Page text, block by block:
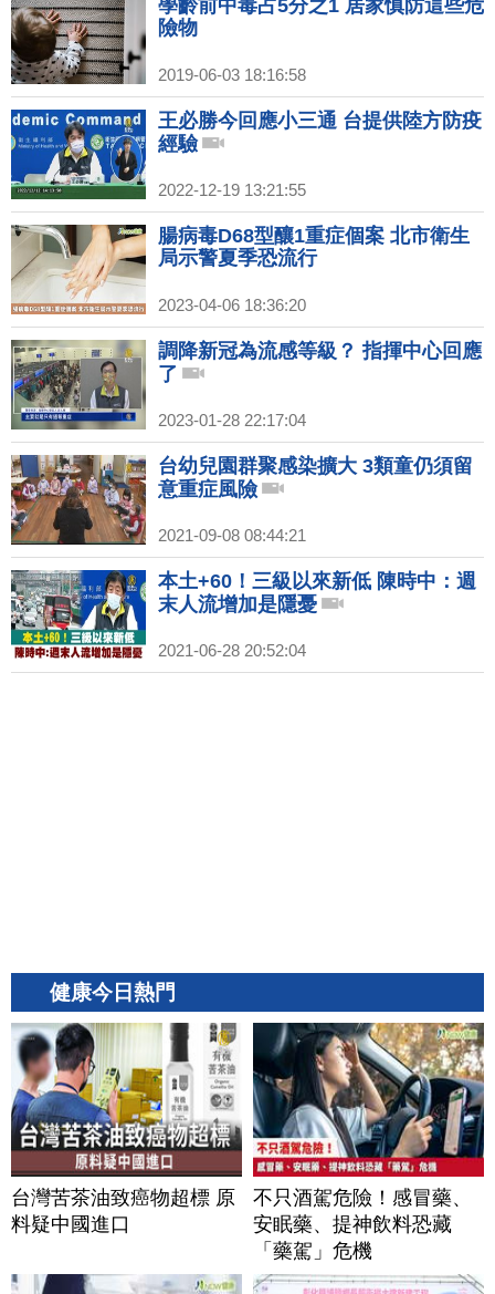
學齡前中毒占5分之1 居家慎防這些危
險物
2019-06-03 18:16:58
王必勝今回應小三通 台提供陸方防疫
經驗
2022-12-19 13:21:55
腸病毒D68型釀1重症個案 北市衛生
局示警夏季恐流行
2023-04-06 18:36:20
調降新冠為流感等級？ 指揮中心回應
了
2023-01-28 22:17:04
台幼兒園群聚感染擴大 3類童仍須留
意重症風險
2021-09-08 08:44:21
本土+60！三級以來新低 陳時中：週
末人流增加是隱憂
2021-06-28 20:52:04
健康今日熱門
台灣苦茶油致癌物超標 原
料疑中國進口
不只酒駕危險！感冒藥、
安眠藥、提神飲料恐藏
「藥駕」危機